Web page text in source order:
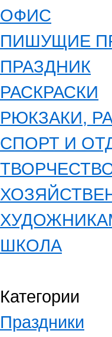
ОФИС
ПИШУЩИЕ
ПРАЗДНИК
РАСКРАСКИ
РЮКЗАКИ,
СПОРТ И
ШКОЛА
Категории
Праздники